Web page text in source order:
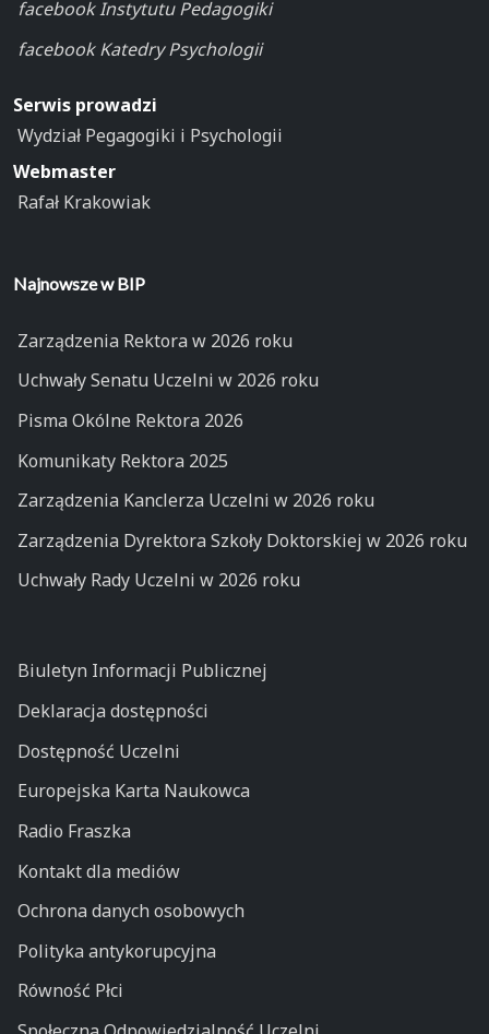
facebook Instytutu Pedagogiki
facebook Katedry Psychologii
Serwis prowadzi
Wydział Pegagogiki i Psychologii
Webmaster
Rafał Krakowiak
Najnowsze w BIP
Zarządzenia Rektora w 2026 roku
Uchwały Senatu Uczelni w 2026 roku
Pisma Okólne Rektora 2026
Komunikaty Rektora 2025
Zarządzenia Kanclerza Uczelni w 2026 roku
Zarządzenia Dyrektora Szkoły Doktorskiej w 2026 roku
Uchwały Rady Uczelni w 2026 roku
Biuletyn Informacji Publicznej
Deklaracja dostępności
Dostępność Uczelni
Europejska Karta Naukowca
Radio Fraszka
Kontakt dla mediów
Ochrona danych osobowych
Polityka antykorupcyjna
Równość Płci